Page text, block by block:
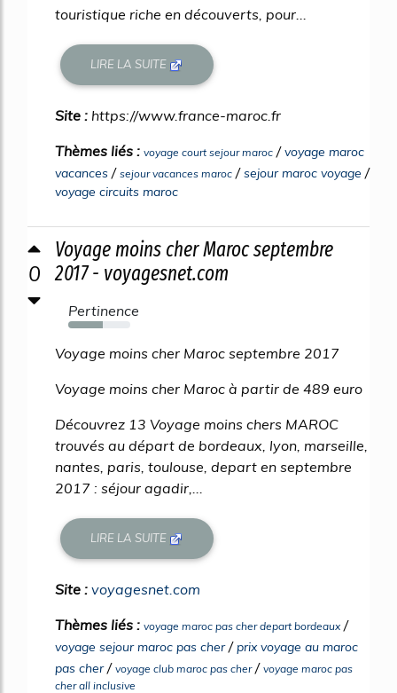
touristique riche en découverts, pour...
LIRE LA SUITE
Site : https://www.france-maroc.fr
Thèmes liés : voyage court sejour maroc /voyage maroc
vacances / sejour vacances maroc /sejour maroc voyage /
voyage circuits maroc
0
Voyage moins cher Maroc septembre
2017 - voyagesnet.com
Pertinence
56%
Voyage moins cher Maroc septembre 2017
Voyage moins cher Maroc à partir de 489 euro
Découvrez 13 Voyage moins chers MAROC
trouvés au départ de bordeaux, lyon, marseille,
nantes, paris, toulouse, depart en septembre
2017 : séjour agadir,...
LIRE LA SUITE
Site : voyagesnet.com
Thèmes liés : voyage maroc pas cher depart bordeaux /
voyage sejour maroc pas cher/ prix voyage au maroc
pas cher/ voyage club maroc pas cher/ voyage maroc pas
cher all inclusive